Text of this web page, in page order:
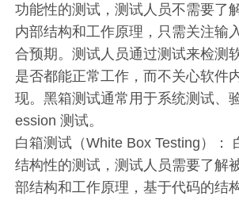
功能性的测试，测试人员不需要了
内部结构和工作原理，只需关注输
合预期。测试人员通过测试来检测
是否都能正常工作，而不关心软件
现。黑箱测试通常用于系统测试、
ession 测试。
白箱测试（White Box Testing）：
结构性的测试，测试人员需要了解
部结构和工作原理，基于代码的结